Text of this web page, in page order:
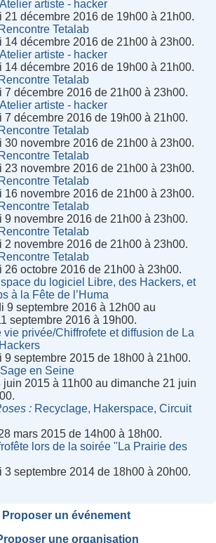
Atelier artiste - hacker
21 décembre 2016 de 19h00 à 21h00.
Rencontre Tetalab
14 décembre 2016 de 21h00 à 23h00.
Atelier artiste - hacker
14 décembre 2016 de 19h00 à 21h00.
Rencontre Tetalab
7 décembre 2016 de 21h00 à 23h00.
Atelier artiste - hacker
7 décembre 2016 de 19h00 à 21h00.
Rencontre Tetalab
30 novembre 2016 de 21h00 à 23h00.
Rencontre Tetalab
23 novembre 2016 de 21h00 à 23h00.
Rencontre Tetalab
16 novembre 2016 de 21h00 à 23h00.
Rencontre Tetalab
9 novembre 2016 de 21h00 à 23h00.
Rencontre Tetalab
2 novembre 2016 de 21h00 à 23h00.
Rencontre Tetalab
26 octobre 2016 de 21h00 à 23h00.
du logiciel Libre, des Hackers, et
à la Fête de l’Huma
9 septembre 2016 à 12h00 au
septembre 2016 à 19h00.
vie privée/Chiffrofete et diffusion de La
9 septembre 2015 de 18h00 à 21h00.
en Seine
juin 2015 à 11h00 au dimanche 21 juin
Recyclage, Hakerspace, Circuit
mars 2015 de 14h00 à 18h00.
lors de la soirée "La Prairie des
3 septembre 2014 de 18h00 à 20h00.
un événement
une organisation